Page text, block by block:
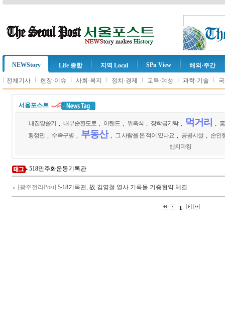
NEWStory Life 종합 지역 Local SPn View 해외·주간
l 전체기사 l 현장·이슈 l 사회·복지 l 정치·경제 l 교육·여성 l 과학·기술 l
서울포스트
내집앞쓸기 내부순환도로 이랜드 위촉식 장학금기탁 먹거리
황정민
수족구병 부동산 그 사람을 본 적이 있나요 공공시설
손인
밴치마킹
518민주화운동기록관
[광주전라Post] 5‧18기록관, 故 김영철 열사 기록물 기증협약 체결
1